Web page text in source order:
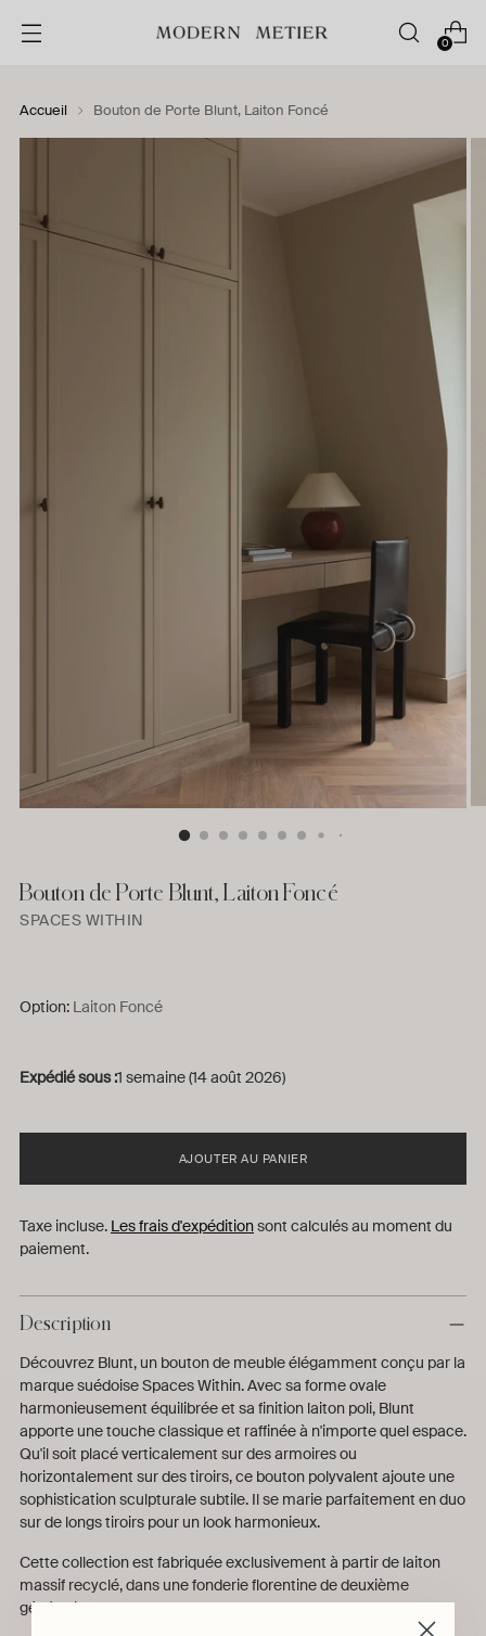
0
Accueil Bouton de Porte Blunt, Laiton Foncé
Bouton de Porte Blunt, Laiton Foncé
SPACES WITHIN
Option: Laiton Foncé
Expédié sous :1 semaine (14 août 2026)
AJOUTER AU PANIER
Taxe incluse. Les frais d'expéditionsont calculés au moment du
paiement.
Description
Découvrez Blunt, un bouton de meuble élégamment conçu par la
marque suédoise Spaces Within. Avec sa forme ovale
harmonieusement équilibrée et sa finition laiton poli, Blunt
apporte une touche classique et raffinée à n'importe quel espace.
Qu'il soit placé verticalement sur des armoires ou
horizontalement sur des tiroirs, ce bouton polyvalent ajoute une
sophistication sculpturale subtile. Il se marie parfaitement en duo
sur de longs tiroirs pour un look harmonieux.
Cette collection est fabriquée exclusivement à partir de laiton
massif recyclé, dans une fonderie florentine de deuxième
génération.